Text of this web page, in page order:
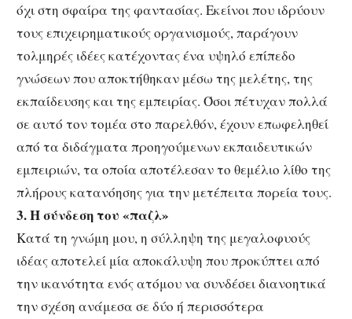
όχι στη σφαίρα της φαντασίας. Εκείνοι που ιδρύουν
τους επιχειρηματικούς οργανισμούς, παράγουν
τολμηρές ιδέες κατέχοντας ένα υψηλό επίπεδο
γνώσεων που αποκτήθηκαν μέσω της μελέτης, της
εκπαίδευσης και της εμπειρίας. Όσοι πέτυχαν πολλά
σε αυτό τον τομέα στο παρελθόν, έχουν επωφεληθεί
από τα διδάγματα προηγούμενων εκπαιδευτικών
εμπειριών, τα οποία αποτέλεσαν το θεμέλιο λίθο της
πλήρους κατανόησης για την μετέπειτα πορεία τους.
3. Η σύνδεση του «παζλ»
Κατά τη γνώμη μου, η σύλληψη της μεγαλοφυούς
ιδέας αποτελεί μία αποκάλυψη που προκύπτει από
την ικανότητα ενός ατόμου να συνδέσει διανοητικά
την σχέση ανάμεσα σε δύο ή περισσότερα